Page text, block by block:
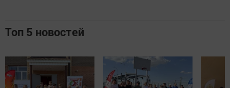
Топ 5 новостей